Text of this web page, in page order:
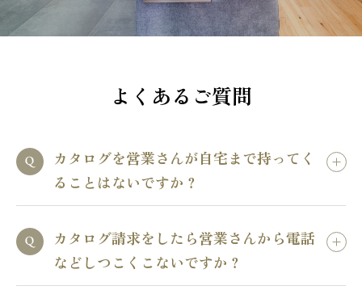
よくあるご質問
カタログを営業さんが自宅まで持ってく
ることはないですか？
カタログ請求をしたら営業さんから電話
などしつこくこないですか？